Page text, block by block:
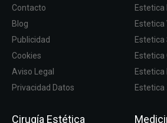
Contacto
Blog
Publicidad
Cookies
Aviso Legal
Privacidad Datos
Estetica
Estetica
Estetica
Estetica
Estetica
Cirugía Estética